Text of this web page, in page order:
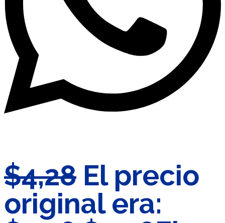
$4,28 El precio
original era: